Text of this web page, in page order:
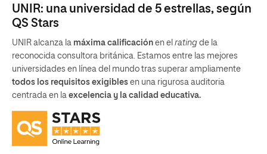
UNIR: una universidad de 5 estrellas, según
QS Stars
UNIR alcanza la máxima calificación en el rating de la
reconocida consultora británica. Estamos entre las mejores
universidades en línea del mundo tras superar ampliamente
todos los requisitos exigibles en una rigurosa auditoria
centrada en la excelencia y la calidad educativa.